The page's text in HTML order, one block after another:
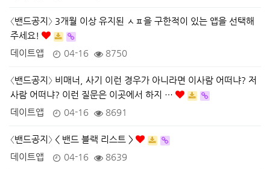
〈밴드공지〉 3개월 이상 유지된 ㅅㅍ을 구한적이 있는 앱을 선택해
주세요!
데이트앱
04-16 8750
〈밴드공지〉 비매너, 사기 이런 경우가 아니라면 이사람 어떠냐? 저
사람 어떠냐? 이런 질문은 이곳에서 하지 …
데이트앱
04-16 8691
〈밴드공지〉 < 밴드 블랙 리스트 >
데이트앱
04-16 8639